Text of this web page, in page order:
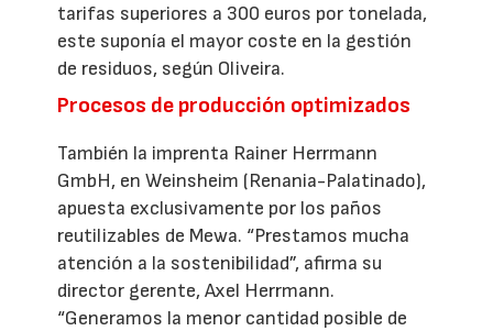
tarifas superiores a 300 euros por tonelada,
este suponía el mayor coste en la gestión
de residuos, según Oliveira.
Procesos de producción optimizados
También la imprenta Rainer Herrmann
GmbH, en Weinsheim (Renania-Palatinado),
apuesta exclusivamente por los paños
reutilizables de Mewa. “Prestamos mucha
atención a la sostenibilidad”, afirma su
director gerente, Axel Herrmann.
“Generamos la menor cantidad posible de